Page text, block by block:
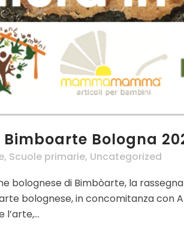
Bologna
, Scuole primarie, Uncategorized
bolognese di Bimbòarte, la
bolognese, in concomitanza con